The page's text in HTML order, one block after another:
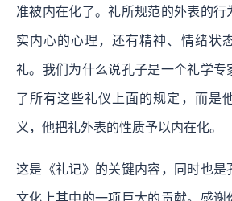
准被内在化了。礼所规范的外表的行
实内心的心理，还有精神、情绪状
礼。我们为什么说孔子是一个礼学专
了所有这些礼仪上面的规定，而是
义，他把礼外表的性质予以内在化。
这是《礼记》的关键内容，同时也是
文化上其中的一项巨大的贡献。感谢